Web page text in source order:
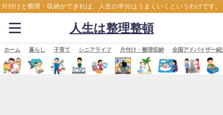
片付けと整理・収納ができれば、人生の半分はうまくいくというわけです。
人生は整理整頓
ホーム 暮らし 子育て シニアライフ 片付け・整理収納 全国アドバイザー紹